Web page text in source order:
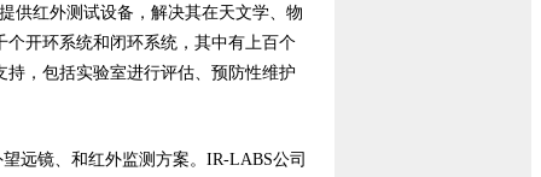
供红外测试设备，解决其在天文学、物
个开环系统和闭环系统，其中有上百个
持，包括实验室进行评估、预防性维护
远镜、和红外监测方案。IR-LABS公司